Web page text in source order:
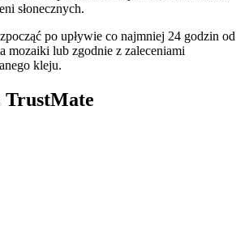
słonecznych.
po upływie co najmniej 24 godzin od
mozaiki lub zgodnie z zaleceniami
kleju.